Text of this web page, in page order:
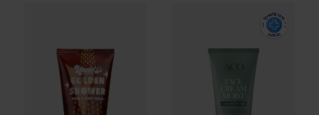
150 ml
For Men Face Cream